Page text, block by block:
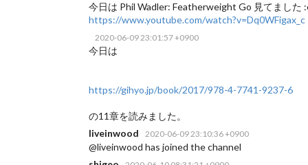
今日は Phil Wadler: Featherweight Go 見てました
https://www.youtube.com/watch?v=Dq0WFigax_c
2020-06-09 23:01:57 +0900
今日は
https://gihyo.jp/book/2017/978-4-7741-9237-6
の11章を読みました。
liveinwood
2020-06-09 23:10:36 +0900
@liveinwood has joined the channel